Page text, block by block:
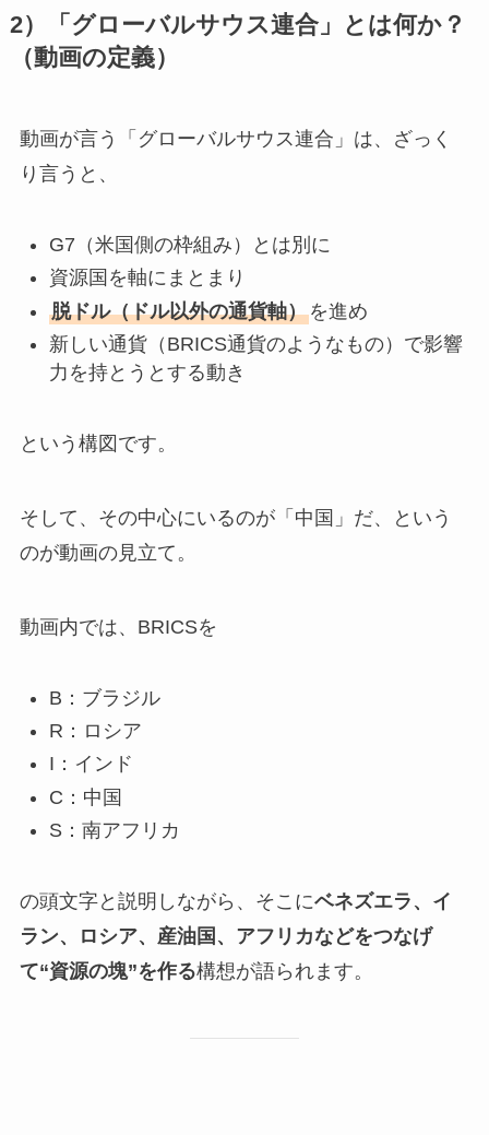
2）「グローバルサウス連合」とは何か？
（動画の定義）
動画が言う「グローバルサウス連合」は、ざっく
り言うと、
G7（米国側の枠組み）とは別に
資源国を軸にまとまり
脱ドル（ドル以外の通貨軸）を進め
新しい通貨（BRICS通貨のようなもの）で影響
力を持とうとする動き
という構図です。
そして、その中心にいるのが「中国」だ、という
のが動画の見立て。
動画内では、BRICSを
B：ブラジル
R：ロシア
I：インド
C：中国
S：南アフリカ
の頭文字と説明しながら、そこにベネズエラ、イ
ラン、ロシア、産油国、アフリカなどをつなげ
て“資源の塊”を作る構想が語られます。